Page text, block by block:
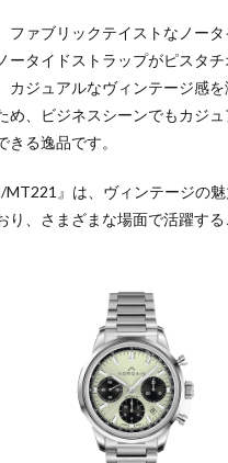
ファブリックテイストなノー
ータイドストラップがピスタ
カジュアルなヴィンテージ感
め、ビジネスシーンでもカジ
きる逸品です。
MT221』は、ヴィンテージの
り、さまざまな場面で活躍す